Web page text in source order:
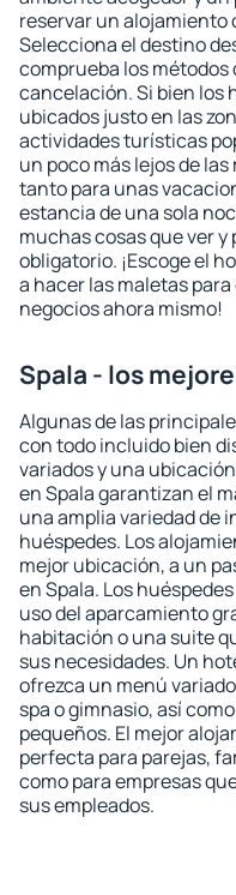
reservar un
Selecciona el destino
comprueba los métodos
cancelación. Si bien los
ubicados justo en las
actividades turísticas
un poco más lejos de
tanto para unas
estancia de una sola
muchas cosas que ver
obligatorio. ¡Escoge el
a hacer las maletas
negocios ahora mismo!
Spala - los
Algunas de las
con todo incluido bien
variados y una
en Spala garantizan el
una amplia variedad de
huéspedes. Los
mejor ubicación, a un
en Spala. Los
uso del aparcamiento
habitación o una suite
sus necesidades. Un
ofrezca un menú
spa o gimnasio, así
pequeños. El mejor
perfecta para parejas,
como para empresas
sus empleados.